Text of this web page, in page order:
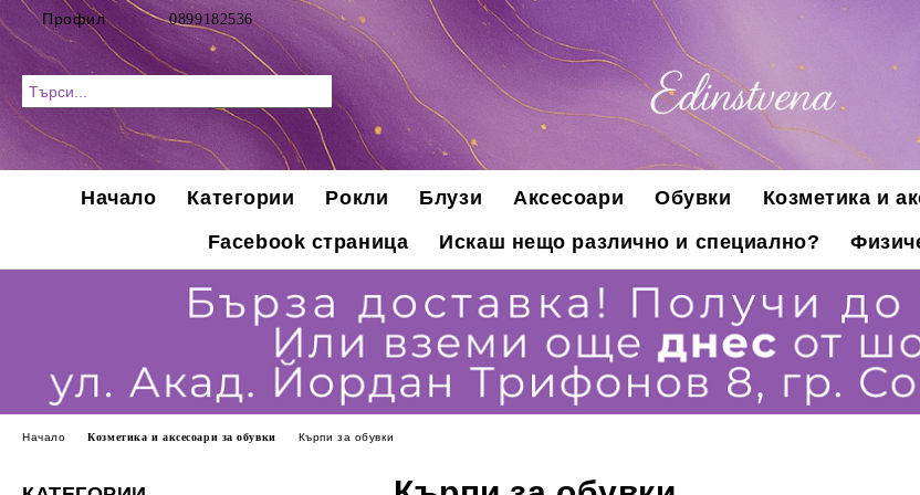
Профил 0899182536
Начало Категории Рокли Блузи Аксесоари Обувки Козметика и
Facebook страница
Искаш нещо различно и специално?
Начало Козметика и аксесоари за обувки Кърпи за обувки